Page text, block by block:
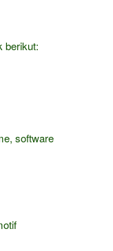
berikut:
software